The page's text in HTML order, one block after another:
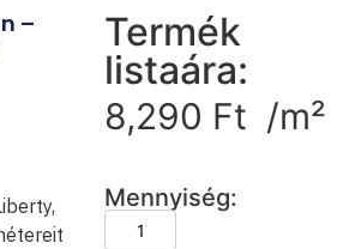
–
Termék
listaára:
8,290 Ft /m²
Mennyiség: